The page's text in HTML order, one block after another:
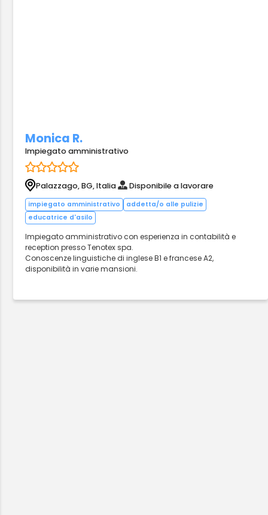
Monica R.
Impiegato amministrativo
Palazzago, BG, Italia Disponibile a lavorare
impiegato amministrativo
addetta/o alle pulizie
educatrice d'asilo
Impiegato amministrativo con esperienza in contabilità e
reception presso Tenotex spa.
Conoscenze linguistiche di inglese B1 e francese A2,
disponibilità in varie mansioni.